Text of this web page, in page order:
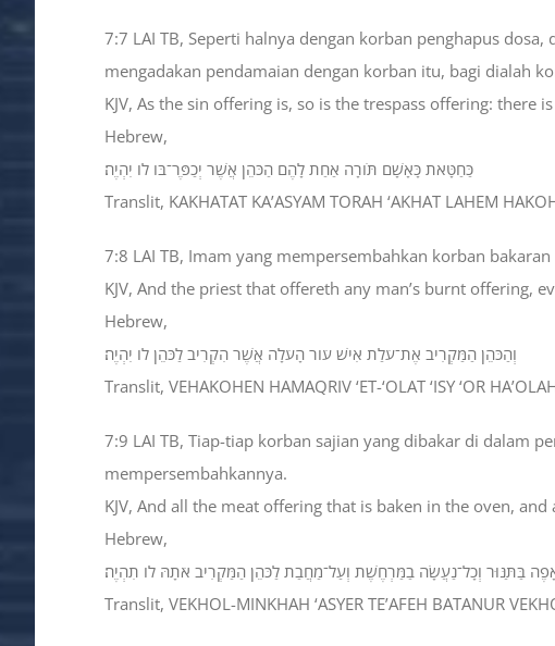
7:7 LAI TB, Seperti halnya dengan korban penghapus
mengadakan pendamaian dengan korban itu, bagi dialah
KJV, As the sin offering is, so is the trespass offering:
Hebrew,
כַּחַטָּאת כָּאָשָׁם תֹּורָה אַחַת לָהֶם הַכֹּהֵן אֲשֶׁר יְכַפֶּר־בֹּו לֹו יִהְיֶה׃
Translit, KAKHATAT KA’ASYAM TORAH ‘AKHAT LAHEM
7:8 LAI TB, Imam yang mempersembahkan korban
KJV, And the priest that offereth any man’s burnt
Hebrew,
וְהַכֹּהֵן הַמַּקְרִיב אֶת־עֹלַת אִישׁ עֹור הָעֹלָה אֲשֶׁר הִקְרִיב לַכֹּהֵן לֹו יִהְיֶה׃
Translit, VEHAKOHEN HAMAQRIV ‘ET-‘OLAT ‘ISY ‘OR
7:9 LAI TB, Tiap-tiap korban sajian yang dibakar di dalam
mempersembahkannya.
KJV, And all the meat offering that is baken in the oven,
Hebrew,
בַּתַּנּוּר וְכָל־נַעֲשָׂה בַמַּרְחֶשֶׁת וְעַל־מַחֲבַת לַכֹּהֵן הַמַּקְרִיב אֹתָהּ לֹו תִהְיֶה׃
Translit, VEKHOL-MINKHAH ‘ASYER TE’AFEH BATANUR